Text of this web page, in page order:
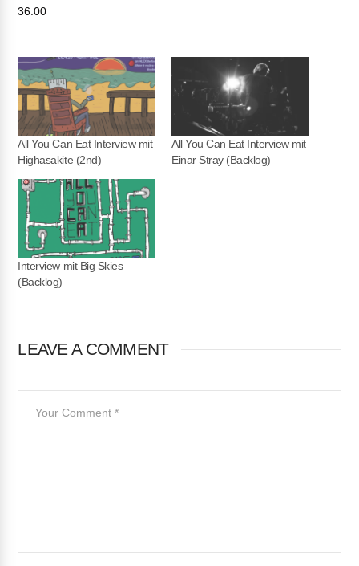
TEILEN
EMBED
36:00
All You Can Eat Interview mit
Highasakite (2nd)
All You Can Eat Interview mit
Einar Stray (Backlog)
Interview mit Big Skies
(Backlog)
LEAVE A COMMENT